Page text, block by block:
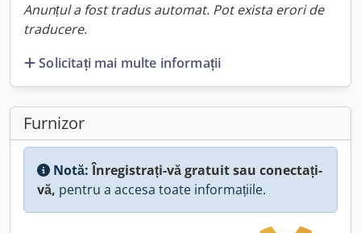
Anunțul a fost tradus automat. Pot exista erori de
traducere.
Solicitați mai multe informații
Furnizor
Notă:Înregistrați-vă gratuit sau conectați-
vă, pentru a accesa toate informațiile.